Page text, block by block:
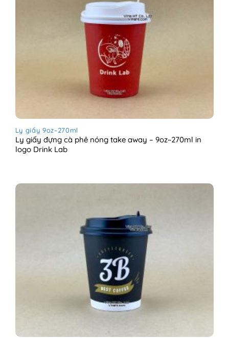
Ly giấy 9oz~270ml
Ly giấy đựng cà phê nóng take away – 9oz~270ml in
logo Drink Lab